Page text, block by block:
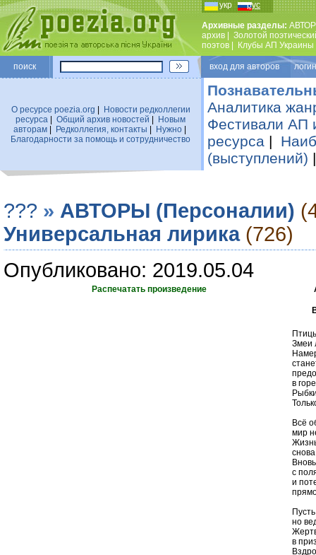
укр рус
Архивные разделы:
архив
Золотой
поэтов
Клубы АП Украины
поиск вход для авторов
О ресурсе poezia.org
Новости редколлегии
ресурса
Общий архив новостей
Новым
авторам| Редколлегия, контакты Нужно|
Благодарности за помощь и сотрудничество
Аналитика
Фестивали АП
ресурса |
(выступлений)
??? » АВТОРЫ (Персоналии)
Универсальная лирика (726)
Опубликовано: 2019.05.04
Распечатать произведение
Змеи
в
Всё
мир
с
и
но
в